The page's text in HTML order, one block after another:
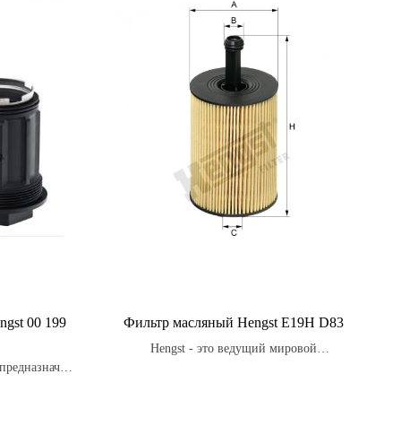
00 199
Фильтр масляный Hengst E19H D83
Hengst - это ведущий мировой